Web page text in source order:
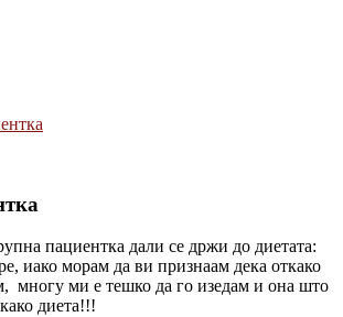
пациентка дали се држи до диетата:
иако морам да ви признаам дека откако
многу ми е тешко да го изедам и она што
диета!!!